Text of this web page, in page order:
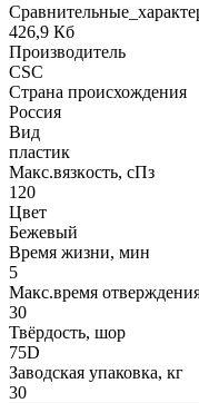
426,9 Кб
Производитель
CSC
Страна происхождения
Россия
Вид
пластик
Макс.вязкoсть, сПз
120
Цвет
Бежевый
Время жизни, мин
5
Макс.время
30
Твёрдость, шор
75D
Заводская упаковка, кг
30